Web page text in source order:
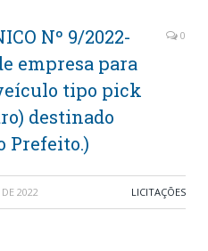
Nº 9/2022-
empresa para
tipo pick
destinado
Prefeito.)
0
2022 LICITAÇÕES